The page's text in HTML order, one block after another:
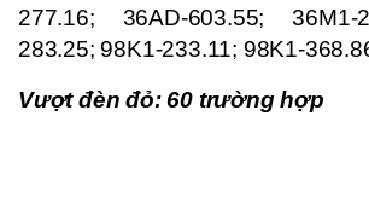
277.16; 36AD-603.55; 36M1-
283.25; 98K1-233.11; 98K1-
Vượt đèn đỏ: 60 trường hợp